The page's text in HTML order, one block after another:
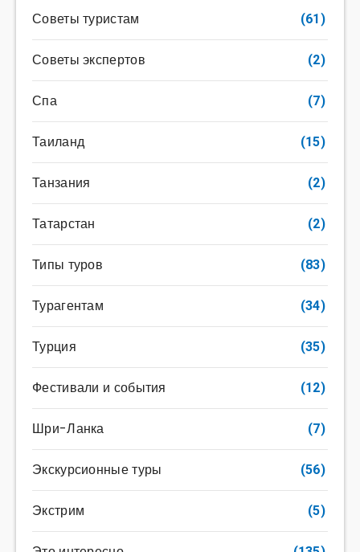
Советы туристам (61)
Советы экспертов (2)
Спа (7)
Таиланд (15)
Танзания (2)
Татарстан (2)
Типы туров (83)
Турагентам (34)
Турция (35)
Фестивали и события (12)
Шри-Ланка (7)
Экскурсионные туры (56)
Экстрим (5)